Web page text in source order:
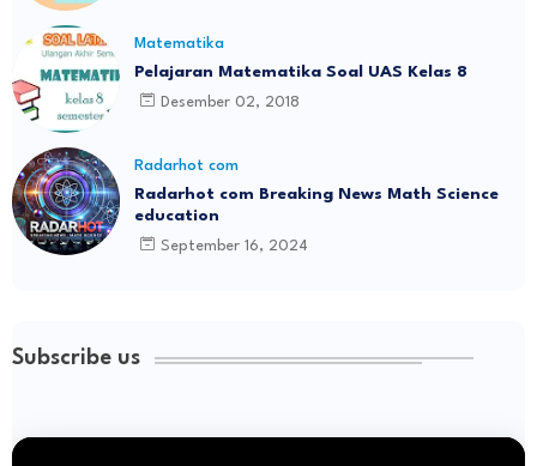
Matematika
Pelajaran Matematika Soal UAS Kelas 8
Desember 02, 2018
Radarhot com
Radarhot com Breaking News Math Science
education
September 16, 2024
Subscribe us